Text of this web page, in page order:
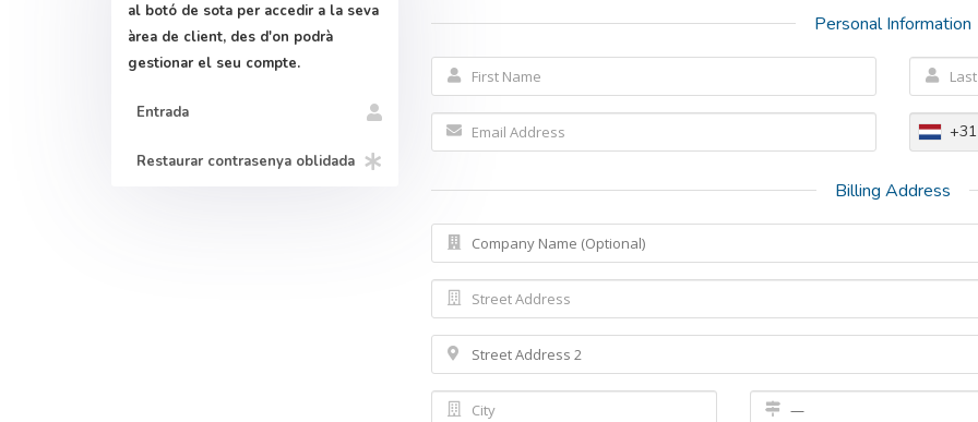
al botó de sota per accedir a la seva
àrea de client, des d'on podrà
gestionar el seu compte.
Entrada
Restaurar contrasenya oblidada
Personal Information
+31
Billing Address